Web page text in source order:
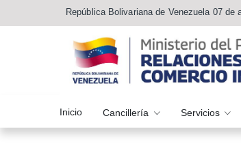
República Bolivariana de Venezuela 07 de
Inicio Cancillería Servicios